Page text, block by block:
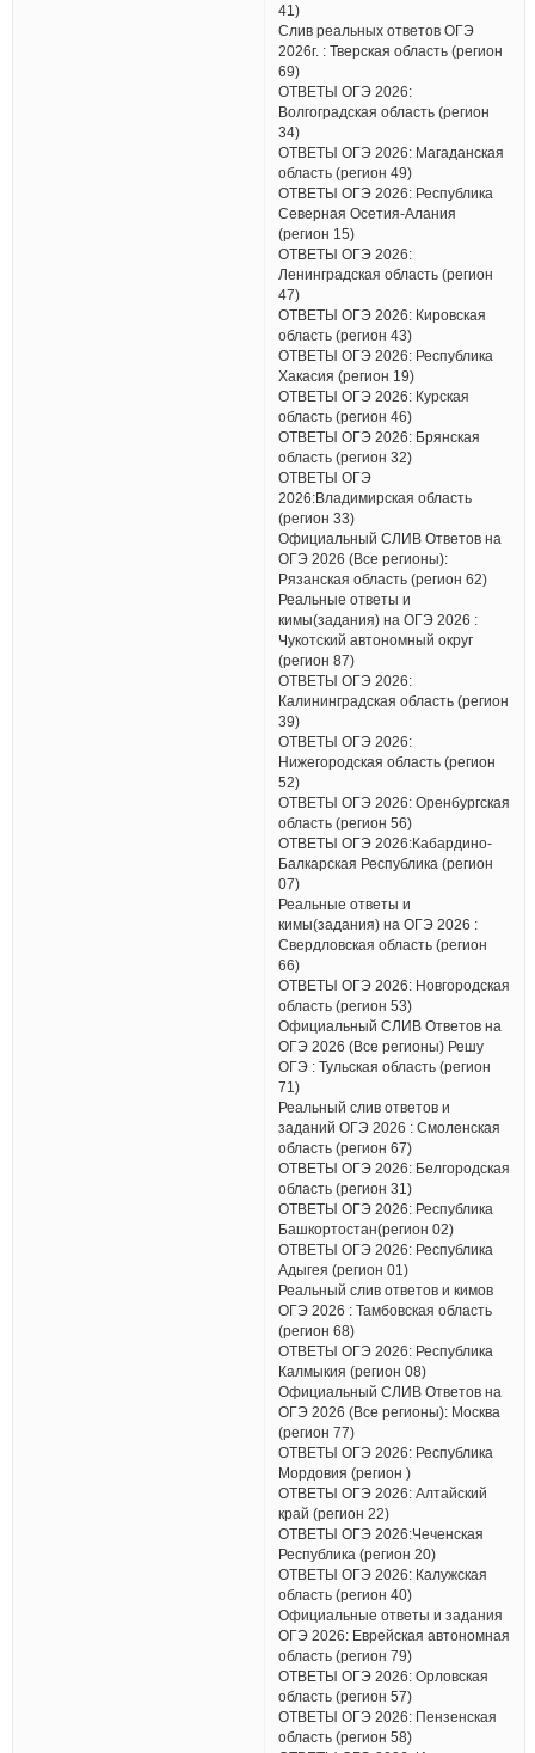
41)
Слив реальных ответов ОГЭ
2026г. : Тверская область (регион
69)
ОТВЕТЫ ОГЭ 2026:
Волгоградская область (регион
34)
ОТВЕТЫ ОГЭ 2026: Магаданская
область (регион 49)
ОТВЕТЫ ОГЭ 2026: Республика
Северная Осетия-Алания
(регион 15)
ОТВЕТЫ ОГЭ 2026:
Ленинградская область (регион
47)
ОТВЕТЫ ОГЭ 2026: Кировская
область (регион 43)
ОТВЕТЫ ОГЭ 2026: Республика
Хакасия (регион 19)
ОТВЕТЫ ОГЭ 2026: Курская
область (регион 46)
ОТВЕТЫ ОГЭ 2026: Брянская
область (регион 32)
ОТВЕТЫ ОГЭ
2026:Владимирская область
(регион 33)
Официальный СЛИВ Ответов на
ОГЭ 2026 (Все регионы):
Рязанская область (регион 62)
Реальные ответы и
кимы(задания) на ОГЭ 2026 :
Чукотский автономный округ
(регион 87)
ОТВЕТЫ ОГЭ 2026:
Калининградская область (регион
39)
ОТВЕТЫ ОГЭ 2026:
Нижегородская область (регион
52)
ОТВЕТЫ ОГЭ 2026: Оренбургская
область (регион 56)
ОТВЕТЫ ОГЭ 2026:Кабардино-
Балкарская Республика (регион
07)
Реальные ответы и
кимы(задания) на ОГЭ 2026 :
Свердловская область (регион
66)
ОТВЕТЫ ОГЭ 2026: Новгородская
область (регион 53)
Официальный СЛИВ Ответов на
ОГЭ 2026 (Все регионы) Решу
ОГЭ : Тульская область (регион
71)
Реальный слив ответов и
заданий ОГЭ 2026 : Смоленская
область (регион 67)
ОТВЕТЫ ОГЭ 2026: Белгородская
область (регион 31)
ОТВЕТЫ ОГЭ 2026: Республика
Башкортостан(регион 02)
ОТВЕТЫ ОГЭ 2026: Республика
Адыгея (регион 01)
Реальный слив ответов и кимов
ОГЭ 2026 : Тамбовская область
(регион 68)
ОТВЕТЫ ОГЭ 2026: Республика
Калмыкия (регион 08)
Официальный СЛИВ Ответов на
ОГЭ 2026 (Все регионы): Москва
(регион 77)
ОТВЕТЫ ОГЭ 2026: Республика
Мордовия (регион )
ОТВЕТЫ ОГЭ 2026: Алтайский
край (регион 22)
ОТВЕТЫ ОГЭ 2026:Чеченская
Республика (регион 20)
ОТВЕТЫ ОГЭ 2026: Калужская
область (регион 40)
Официальные ответы и задания
ОГЭ 2026: Еврейская автономная
область (регион 79)
ОТВЕТЫ ОГЭ 2026: Орловская
область (регион 57)
ОТВЕТЫ ОГЭ 2026: Пензенская
область (регион 58)